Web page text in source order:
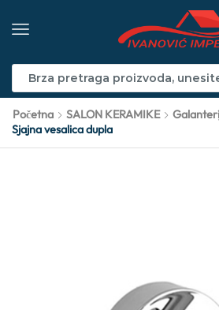
Početna SALON KERAMIKE
Sjajna vesalica dupla